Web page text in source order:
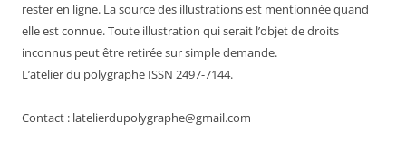
rester en ligne. La source des illustrations est mentionnée quand
elle est connue. Toute illustration qui serait l’objet de droits
inconnus peut être retirée sur simple demande.
L’atelier du polygraphe ISSN 2497-7144.
Contact : latelierdupolygraphe@gmail.com